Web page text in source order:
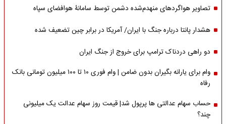
تصاویر هواگردهای منهدم‌شده دشمن توسط سامانۀ هوافضای سپاه
هشدار پانتا درباره جنگ با ایران/ آمریکا در برابر چین تضعیف شده
دو راهی دردناک ترامپ برای خروج از جنگ ایران
وام برای یارانه بگیران بدون ضامن | وام فوری ۱۰ تا ۱۰۰ میلیون تومانی بانک
رفاه
حساب سهام عدالتی ها پرپول شد| قیمت روز سهام عدالت یک میلیونی
چند؟